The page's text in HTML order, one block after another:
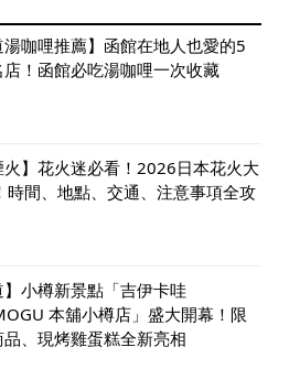
湯咖哩推薦】函館在地人也愛的5
店！函館必吃湯咖哩一次收藏
火】花火迷必看！2026日本花火大
時間、地點、交通、注意事項全攻
】小樽新景點「吉伊卡哇
本舖小樽店」盛大開幕！限
、現烤雞蛋糕全新亮相